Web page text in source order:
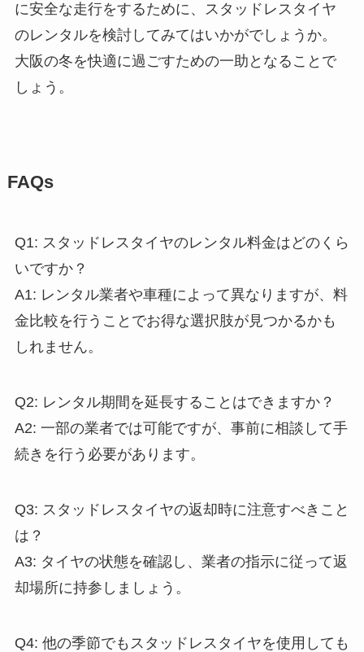
に安全な走行をするために、スタッドレスタイヤ
のレンタルを検討してみてはいかがでしょうか。
大阪の冬を快適に過ごすための一助となることで
しょう。
FAQs
Q1: スタッドレスタイヤのレンタル料金はどのくら
いですか？
A1: レンタル業者や車種によって異なりますが、料
金比較を行うことでお得な選択肢が見つかるかも
しれません。
Q2: レンタル期間を延長することはできますか？
A2: 一部の業者では可能ですが、事前に相談して手
続きを行う必要があります。
Q3: スタッドレスタイヤの返却時に注意すべきこと
は？
A3: タイヤの状態を確認し、業者の指示に従って返
却場所に持参しましょう。
Q4: 他の季節でもスタッドレスタイヤを使用しても